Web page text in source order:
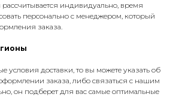
рассчитывается индивидуально, время
персонально с менеджером, который
заказа.
условия доставки, то вы можете указать об
заказа, либо связаться с нашим
он подберет для вас самые оптимальные